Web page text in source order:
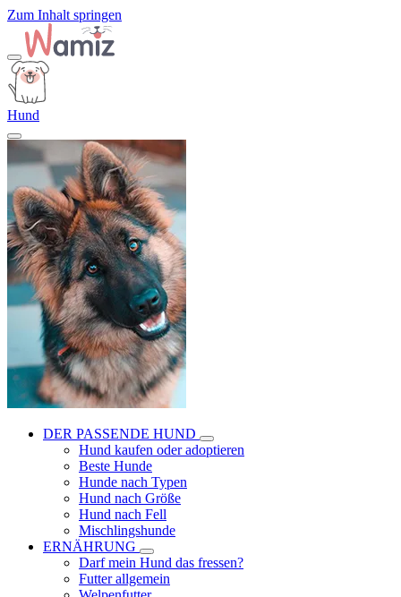
Zum Inhalt springen
Hund
DER PASSENDE HUND
Hund kaufen oder adoptieren
Beste Hunde
Hunde nach Typen
Hund nach Größe
Hund nach Fell
Mischlingshunde
ERNÄHRUNG
Darf mein Hund das fressen?
Futter allgemein